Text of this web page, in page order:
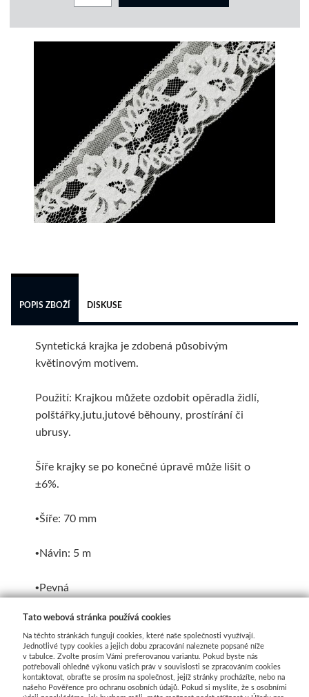
POPIS ZBOŽÍ DISKUSE
Syntetická krajka je zdobená působivým
květinovým motivem.
Použití: Krajkou můžete ozdobit opěradla židlí,
polštářky,jutu,jutové běhouny, prostírání či
ubrusy.
Šíře krajky se po konečné úpravě může lišit o
±6%.
•Šíře: 70 mm
•Návin: 5 m
•Pevná
Složení 100% polyamid
Tato webová stránka používá cookies
Na těchto stránkách fungují cookies, které naše společnosti využívají.
Jednotlivé typy cookies a jejich dobu zpracování naleznete popsané níže
v tabulce. Zvolte prosím Vámi preferovanou variantu. Pokud byste nás
potřebovali ohledně výkonu vašich práv v souvislosti se zpracováním cookies
kontaktovat, obraťte se prosím na společnost, jejíž stránky procházíte, nebo na
našeho Pověřence pro ochranu osobních údajů. Pokud si myslíte, že s osobními